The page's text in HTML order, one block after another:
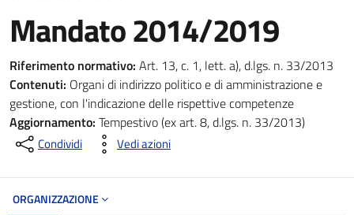
Mandato 2014/2019
Riferimento normativo: Art. 13, c. 1, lett. a), d.lgs. n. 33/2013
Contenuti: Organi di indirizzo politico e di amministrazione e
gestione, con l'indicazione delle rispettive competenze
Aggiornamento: Tempestivo (ex art. 8, d.lgs. n. 33/2013)
Condividi Vedi azioni
ORGANIZZAZIONE